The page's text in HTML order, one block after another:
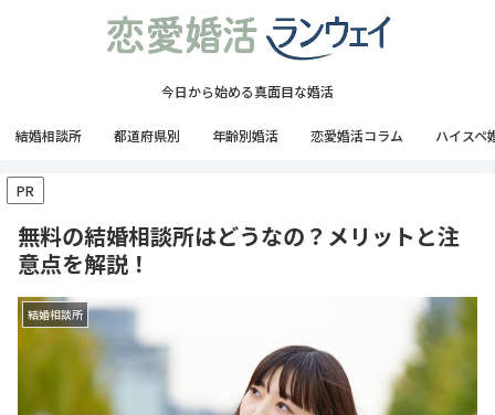
今日から始める真面目な婚活
結婚相談所 都道府県別 年齢別婚活 恋愛婚活コラム ハイスペ
PR
無料の結婚相談所はどうなの？メリットと注
意点を解説！
結婚相談所